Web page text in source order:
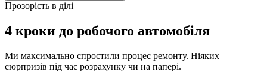
Прозорість в ділі
4 кроки до робочого автомобіля
Ми максимально спростили процес ремонту. Ніяких
сюрпризів під час розрахунку чи на папері.